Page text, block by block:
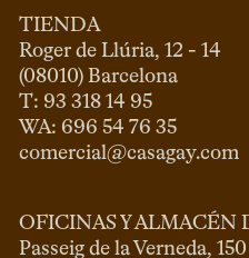
TIENDA
Roger de Llúria, 12 - 14
(08010) Barcelona
T: 93 318 14 95
comercial@casagay.com
OFICINAS Y ALMACÉN
Passeig de la Verneda,